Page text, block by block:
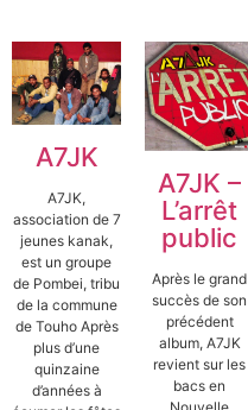
A7JK
A7JK,
association de 7
jeunes kanak,
est un groupe
de Pombei, tribu
de la commune
de Touho Après
plus d’une
quinzaine
d’années à
A7JK –
L’arrêt
public
Après le grand
succès de son
précédent
album, A7JK
revient sur les
bacs en